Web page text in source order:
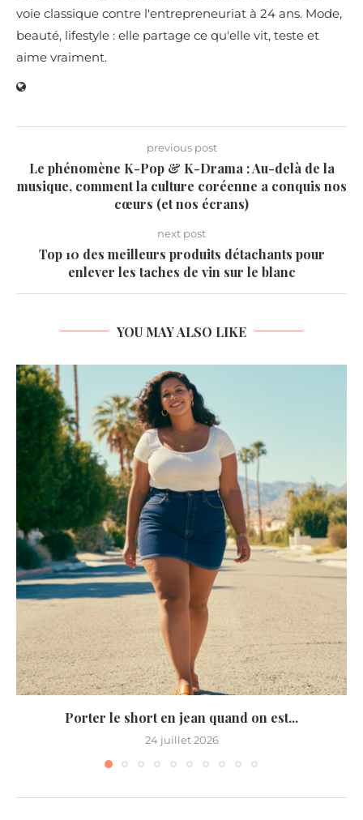
voie classique contre l'entrepreneuriat à 24 ans. Mode,
beauté, lifestyle : elle partage ce qu'elle vit, teste et
aime vraiment.
previous post
Le phénomène K-Pop & K-Drama : Au-delà de la
musique, comment la culture coréenne a conquis nos
cœurs (et nos écrans)
next post
Top 10 des meilleurs produits détachants pour
enlever les taches de vin sur le blanc
YOU MAY ALSO LIKE
Porter le short en jean quand on est...
24 juillet 2026